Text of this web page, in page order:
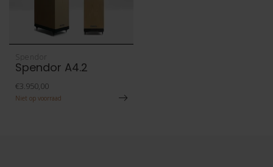
Spendor
Spendor A4.2
€3.950,00
Niet op voorraad